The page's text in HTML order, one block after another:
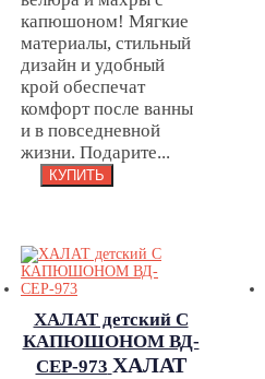
капюшоном! Мягкие
материалы, стильный
дизайн и удобный
крой обеспечат
комфорт после ванны
и в повседневной
жизни. Подарите...
ХАЛАТ детский С
КАПЮШОНОМ ВД-
СЕР-973 ХАЛАТ